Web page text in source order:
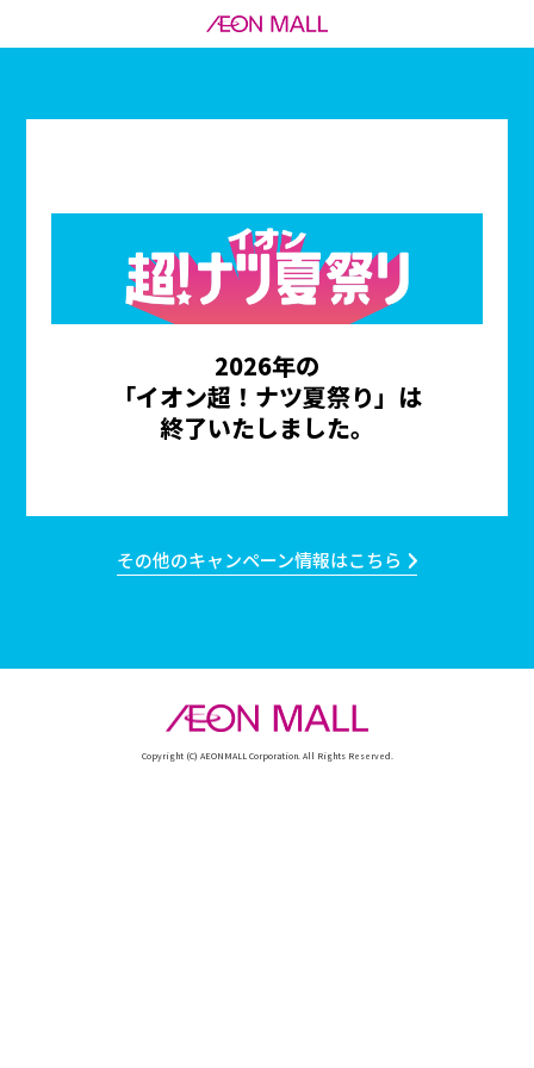
2026年の
「イオン超！ナツ夏祭り」は
終了いたしました。
その他のキャンペーン情報はこちら
Copyright (C) AEONMALL Corporation. All Rights Reserved.